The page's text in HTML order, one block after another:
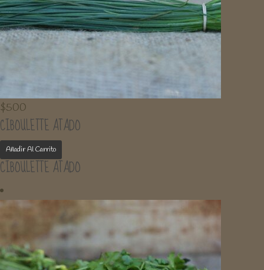
$500
CIBOULETTE ATADO
Añadir Al Carrito
CIBOULETTE ATADO